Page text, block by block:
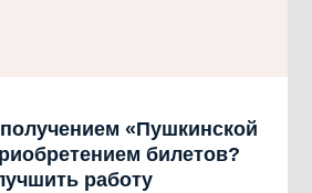
«Пушкинской
билетов?
работу